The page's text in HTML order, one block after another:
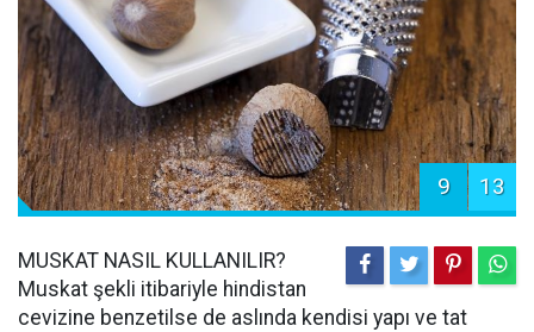
9 13
MUSKAT NASIL KULLANILIR?
Muskat şekli itibariyle hindistan
cevizine benzetilse de aslında kendisi yapı ve tat